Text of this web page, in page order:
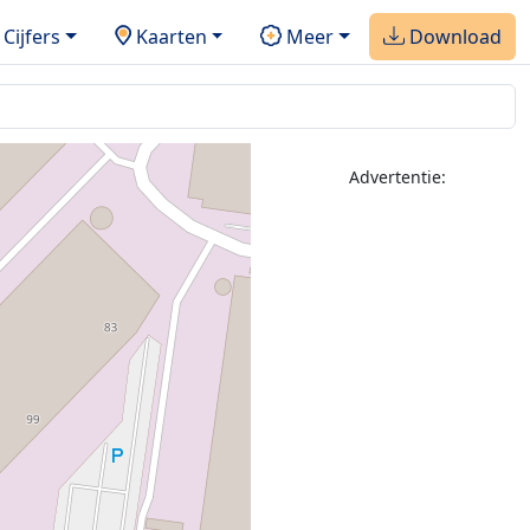
Cijfers Kaarten Meer Download
Advertentie: